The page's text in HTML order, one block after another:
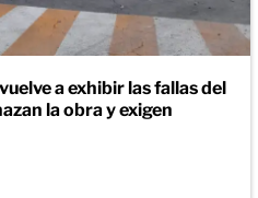
a exhibir las fallas del
la obra y exigen